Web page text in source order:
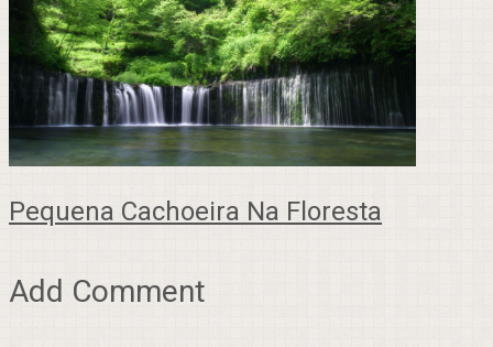
Pequena Cachoeira Na Floresta
Add Comment